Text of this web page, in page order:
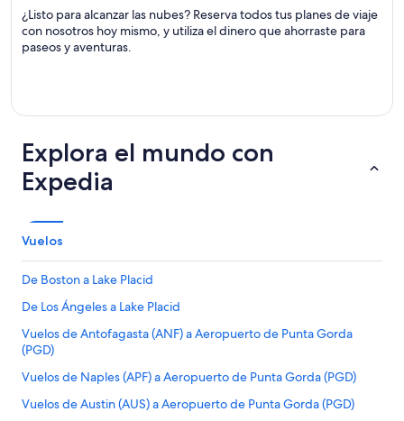
¿Listo para alcanzar las nubes? Reserva todos tus planes de viaje
con nosotros hoy mismo, y utiliza el dinero que ahorraste para
paseos y aventuras.
Explora el mundo con
Expedia
Vuelos
De Boston a Lake Placid
De Los Ángeles a Lake Placid
Vuelos de Antofagasta (ANF) a Aeropuerto de Punta Gorda
(PGD)
Vuelos de Naples (APF) a Aeropuerto de Punta Gorda (PGD)
Vuelos de Austin (AUS) a Aeropuerto de Punta Gorda (PGD)